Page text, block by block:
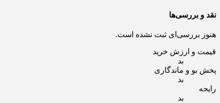
نقد و بررسی‌ها
هنوز بررسی‌ای ثبت نشده است.
قیمت و ارزش خرید
بد
پخش بو و ماندگاری
بد
رایحه
بد